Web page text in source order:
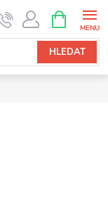
HLEDAT
NÁKUPNÍ
KOŠÍK